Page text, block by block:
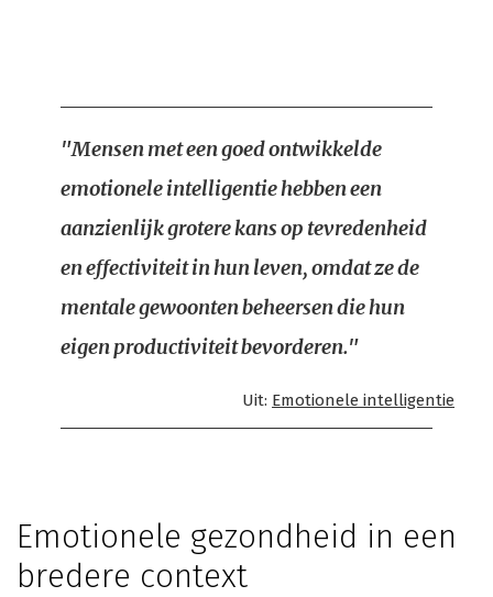
"Mensen met een goed ontwikkelde
emotionele intelligentie hebben een
aanzienlijk grotere kans op tevredenheid
en effectiviteit in hun leven, omdat ze de
mentale gewoonten beheersen die hun
eigen productiviteit bevorderen."
Uit: Emotionele intelligentie
Emotionele gezondheid in een
bredere context